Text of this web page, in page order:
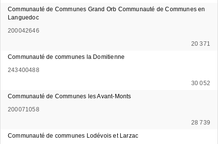
Communauté de Communes Grand Orb Communauté de Communes en
Languedoc
200042646
20 371
Communauté de communes la Domitienne
243400488
30 052
Communauté de Communes les Avant-Monts
200071058
28 739
Communauté de communes Lodévois et Larzac